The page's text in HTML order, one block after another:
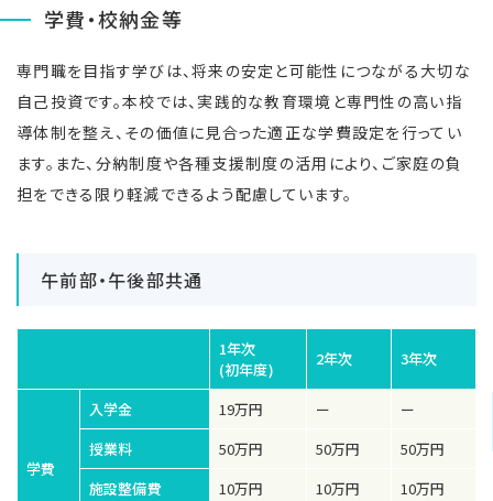
学費・校納金等
専門職を目指す学びは、将来の安定と可能性につながる大切な
自己投資です。本校では、実践的な教育環境と専門性の高い指
導体制を整え、その価値に見合った適正な学費設定を行ってい
ます。また、分納制度や各種支援制度の活用により、ご家庭の負
担をできる限り軽減できるよう配慮しています。
午前部・午後部共通
1年次
(初年度)
2年次 3年次
学費
入学金 19万円 ー
ー
授業料
50万円 50万円
50万円
施設整備費
10万円 10万円
10万円